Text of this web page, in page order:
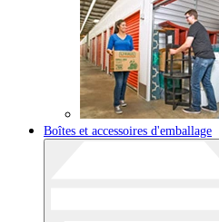
Boîtes et accessoires d'emballage